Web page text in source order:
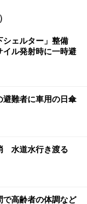
シェルター」整備
ル発射時に一時避
難者に車用の日傘
水道水行き渡る
高齢者の体調など